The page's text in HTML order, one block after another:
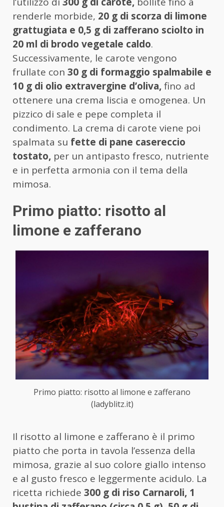
renderle morbide, 20 g di scorza di limone
grattugiata e 0,5 g di zafferano sciolto in
20 ml di brodo vegetale caldo.
Successivamente, le carote vengono
frullate con 30 g di formaggio spalmabile e
10 g di olio extravergine d’oliva,fino ad
ottenere una crema liscia e omogenea. Un
pizzico di sale e pepe completa il
condimento. La crema di carote viene poi
spalmata su fette di pane casereccio
tostato, per un antipasto fresco, nutriente
e in perfetta armonia con il tema della
mimosa.
Primo piatto: risotto al
limone e zafferano
Primo piatto: risotto al limone e zafferano
(ladyblitz.it)
Il risotto al limone e zafferano è il primo
piatto che porta in tavola l’essenza della
mimosa, grazie al suo colore giallo intenso
e al gusto fresco e leggermente acidulo. La
ricetta richiede 300 g di riso Carnaroli, 1